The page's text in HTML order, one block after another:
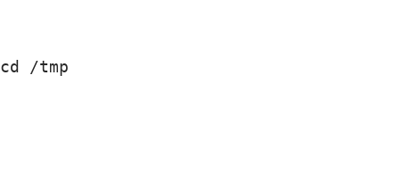
cd /tmp